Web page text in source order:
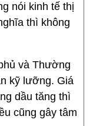
nói kinh tế thị
thì không
và Thường
kỹ lưỡng. Giá
dầu tăng thì
cũng gây tâm